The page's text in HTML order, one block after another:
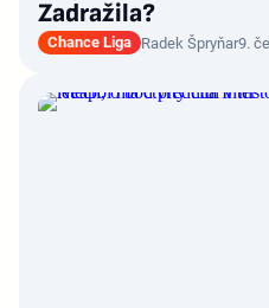
Zadražila?
Chance Liga Radek Špryňar9.